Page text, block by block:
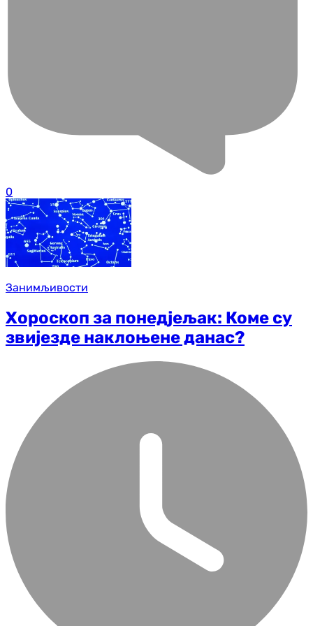
0
Занимљивости
Хороскоп за понедјељак: Коме су
звијезде наклоњене данас?